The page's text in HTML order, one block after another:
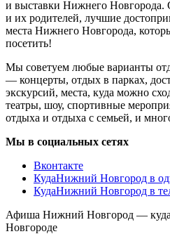
и выставки Нижнего Новгорода.
и их родителей, лучшие
места Нижнего Новгорода,
посетить!
Мы советуем любые варианты
— концерты, отдых в парках,
экскурсий, места, куда можно
театры, шоу, спортивные
отдыха и отдыха с семьей, и
Мы в социальных сетях
Вконтакте
КудаНижний Новгород в
КудаНижний Новгород в
Афиша Нижний Новгород —
Новгороде